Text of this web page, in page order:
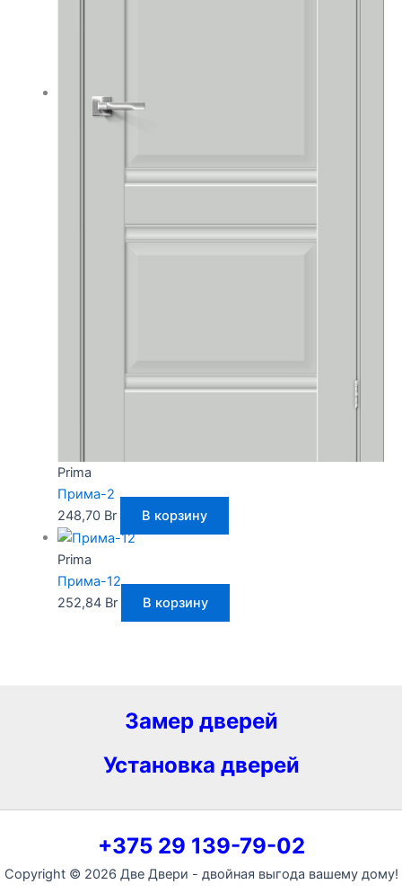
Prima
Прима-2
248,70 Br В корзину
Prima
Прима-12
252,84 Br В корзину
Замер дверей
Установка дверей
+375 29 139-79-02
Copyright © 2026 Две Двери - двойная выгода вашему дому!